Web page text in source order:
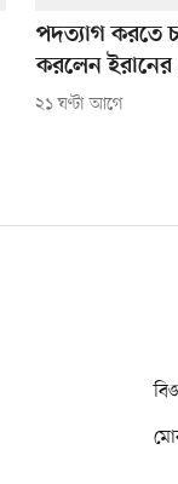
পদত্যাগ করতে
করলেন ইরানের
২১ ঘণ্টা আগে